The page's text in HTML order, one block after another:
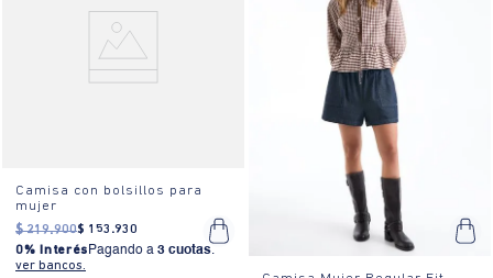
Camisa con bolsillos para
mujer
$ 219.900$ 153 .930
0% Interés Pagando a 3 cuotas.
ver bancos.